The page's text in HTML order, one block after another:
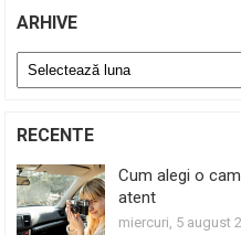
ARHIVE
Arhive
RECENTE
Cum alegi o
atent
miercuri, 5 august